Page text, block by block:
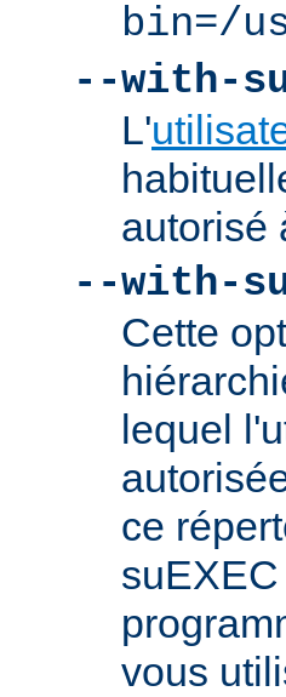
bin=/
--with-
L'
autorisé
--with-
Cette
lequel
ce
vous